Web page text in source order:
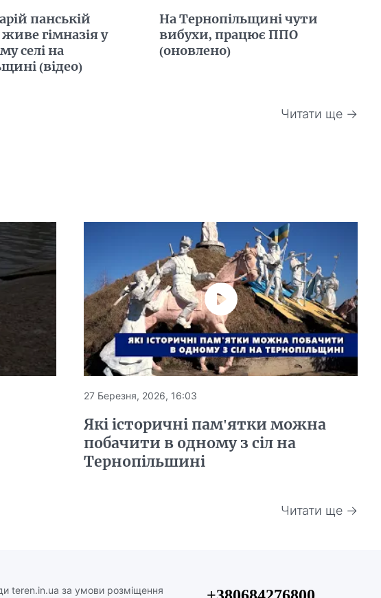
панській
гімназія у
селі на
(відео)
На Тернопільщині чути
вибухи, працює ППО
(оновлено)
Читати ще →
27 Березня, 2026, 16:03
Які історичні пам'ятки можна
побачити в одному з сіл на
Тернопільшині
Читати ще →
teren.in.ua за умови розміщення